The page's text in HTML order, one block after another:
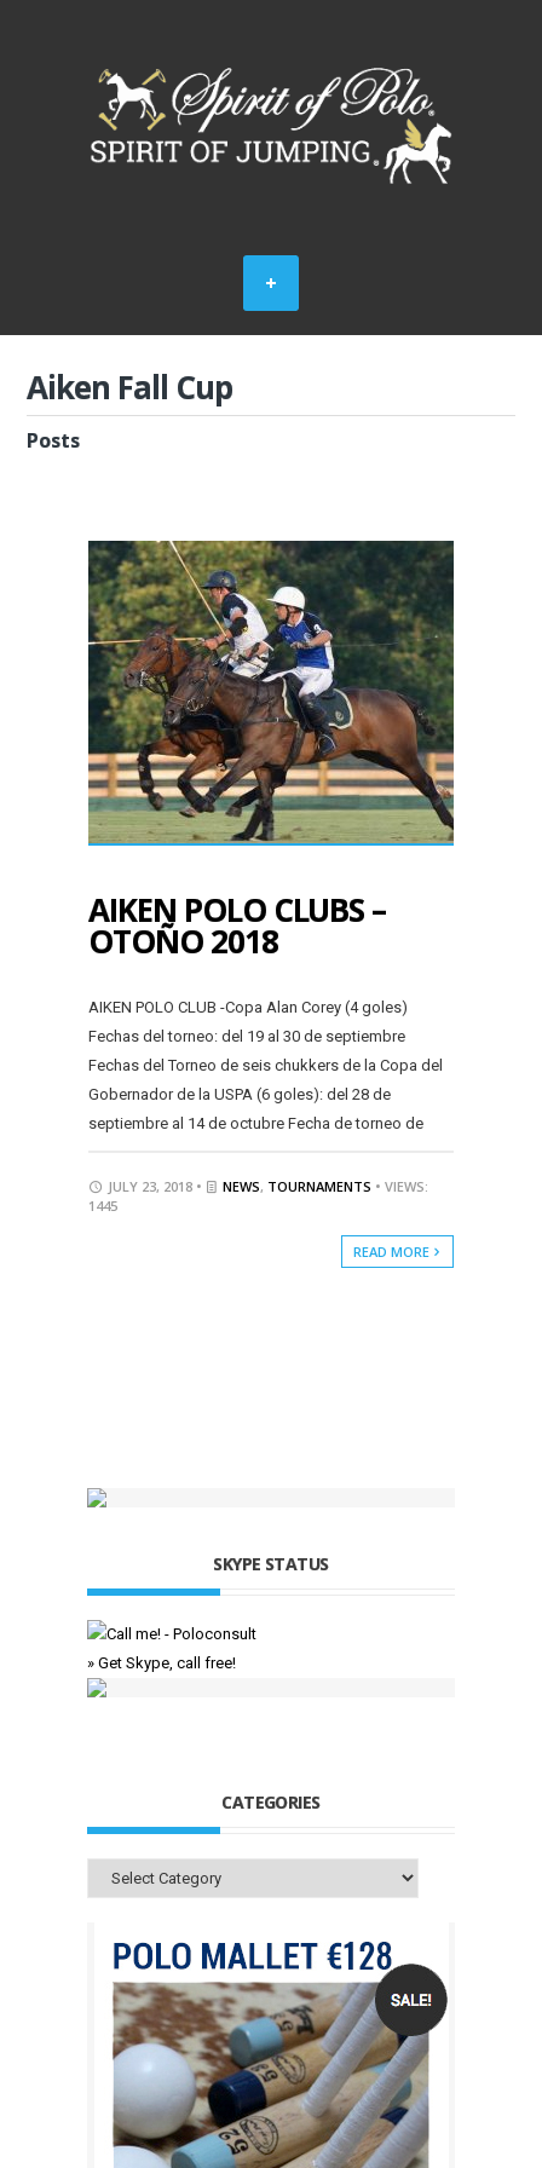
Aiken Fall Cup
Posts
AIKEN POLO CLUBS –
OTOÑO 2018
AIKEN POLO CLUB -Copa Alan Corey (4 goles)
Fechas del torneo: del 19 al 30 de septiembre
Fechas del Torneo de seis chukkers de la Copa del
Gobernador de la USPA (6 goles): del 28 de
septiembre al 14 de octubre Fecha de torneo de
JULY 23, 2018 • NEWS, TOURNAMENTS • VIEWS:
1445
READ MORE
SKYPE STATUS
» Get Skype, call free!
CATEGORIES
Categories